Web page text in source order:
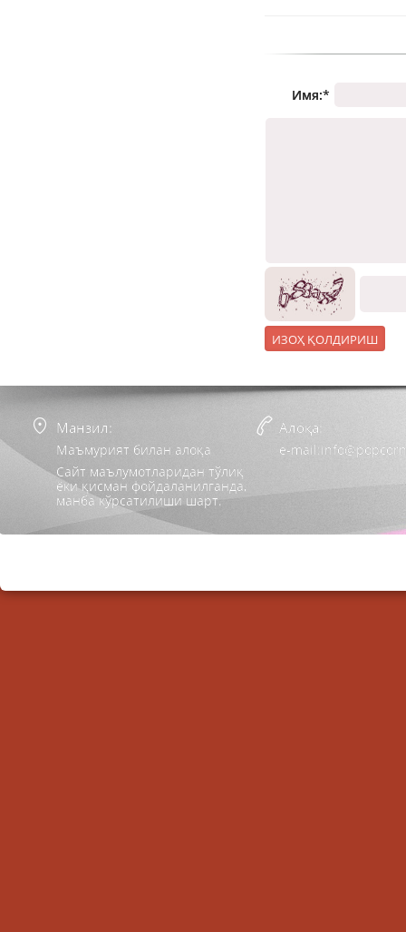
Имя:*
Манзил:
Маъмурият билан алоқа
Сайт маълумотларидан тўлиқ
ёки қисман фойдаланилганда,
манба кўрсатилиши шарт.
Алоқа:
e-